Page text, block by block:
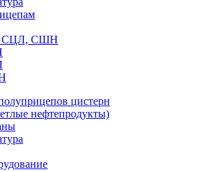
СЦЛ, СШН
цистерн
нефтепродукты)